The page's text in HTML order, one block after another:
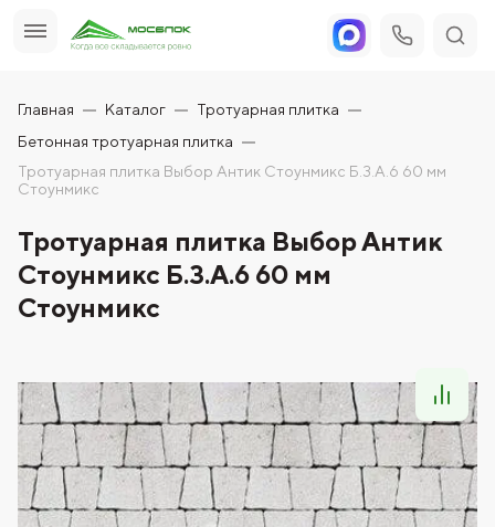
Главная Каталог
Тротуарная плитка
Бетонная тротуарная плитка
Тротуарная плитка Выбор Антик Стоунмикс Б.3.А.6 60 мм
Стоунмикс
Тротуарная плитка Выбор Антик
Стоунмикс Б.3.А.6 60 мм
Стоунмикс